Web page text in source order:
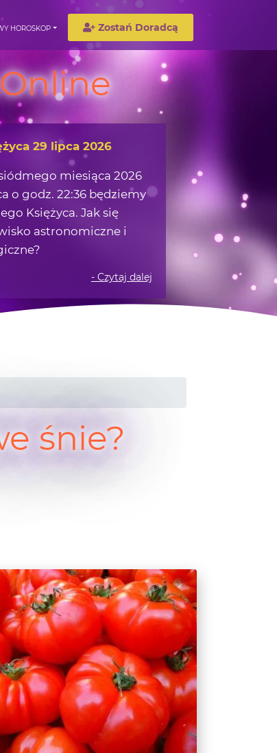
HOROSKOP Zostań Doradcą
29 lipca 2026
miesiąca 2026
o godz. 22:36 będziemy
Księżyca. Jak się
astronomiczne i
- Czytaj dalej
śnie?